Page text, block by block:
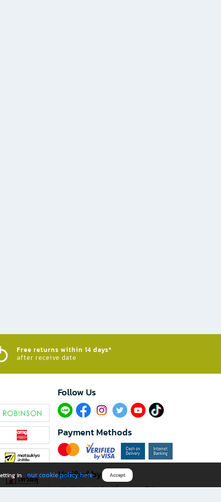
Free returns within 14 days*
after receive date
Follow Us​
Payment Methods
Verified by
in our cookie policy here Accept